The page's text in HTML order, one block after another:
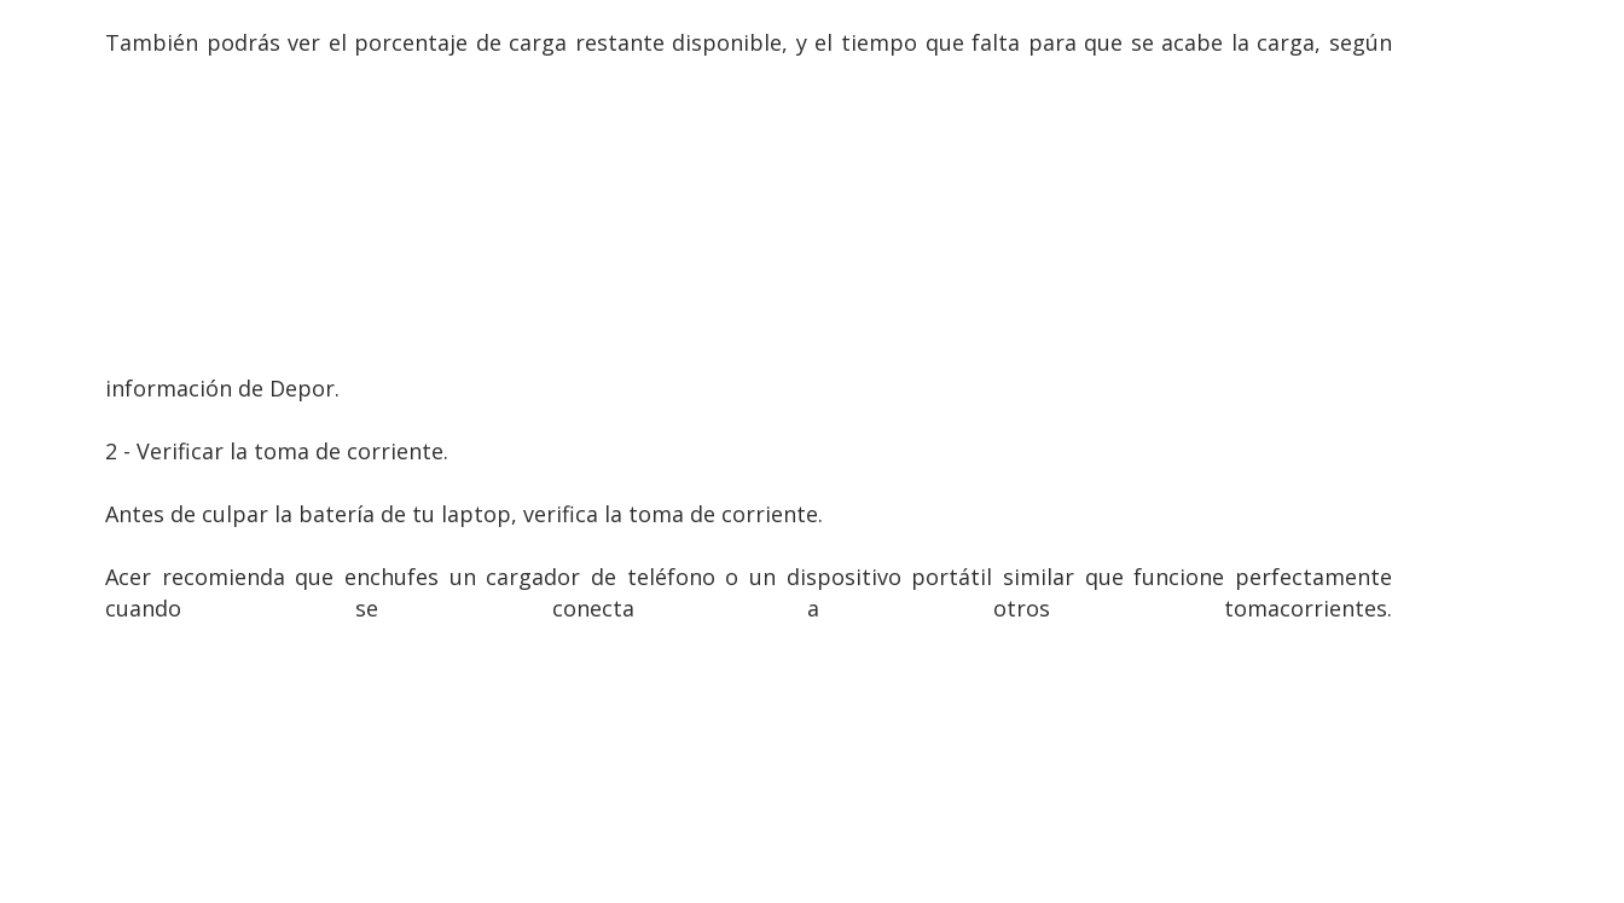
También podrás ver el porcentaje de carga restante disponible, y el tiempo que falta para que se acabe la carga, según
información de Depor.
2 - Verificar la toma de corriente.
Antes de culpar la batería de tu laptop, verifica la toma de corriente.
Acer recomienda que enchufes un cargador de teléfono o un dispositivo portátil similar que funcione perfectamente
cuando se conecta a otros tomacorrientes.